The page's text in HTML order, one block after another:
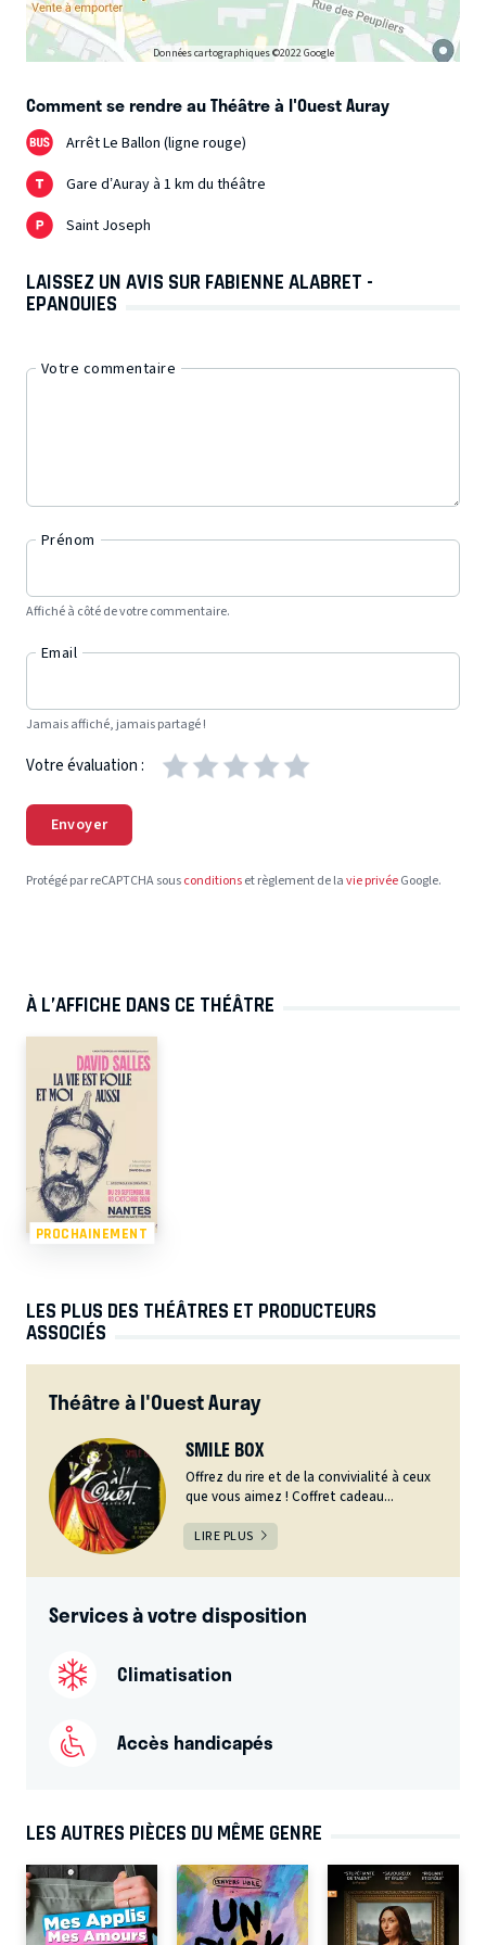
Données cartographiques ©2022 Google
Comment se rendre au Théâtre à l'Ouest Auray
Arrêt Le Ballon (ligne rouge)
Gare d’Auray à 1 km du théâtre
Saint Joseph
LAISSEZ UN AVIS SUR FABIENNE ALABRET -
EPANOUIES
Votre commentaire
Prénom
Affiché à côté de votre commentaire.
Email
Jamais affiché, jamais partagé !
Votre évaluation :
Envoyer
Protégé par reCAPTCHA sousconditionset règlement de lavie privéeGoogle.
À L’AFFICHE DANS CE THÉÂTRE
PROCHAINEMENT
LES PLUS DES THÉÂTRES ET PRODUCTEURS
ASSOCIÉS
Théâtre à l'Ouest Auray
SMILE BOX
Offrez du rire et de la convivialité à ceux
que vous aimez ! Coffret cadeau...
LIRE PLUS
Services à votre disposition
Climatisation
Accès handicapés
LES AUTRES PIÈCES DU MÊME GENRE